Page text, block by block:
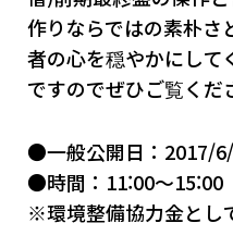
作りならではの素朴さ
者の心を穏やかにして
ですのでぜひご覧くだ
●一般公開日：2017/
●時間：11:00～15:00
※環境整備協力金とし